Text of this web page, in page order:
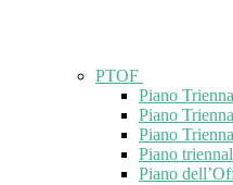
PTOF
Piano
Piano
Piano
Piano
Piano